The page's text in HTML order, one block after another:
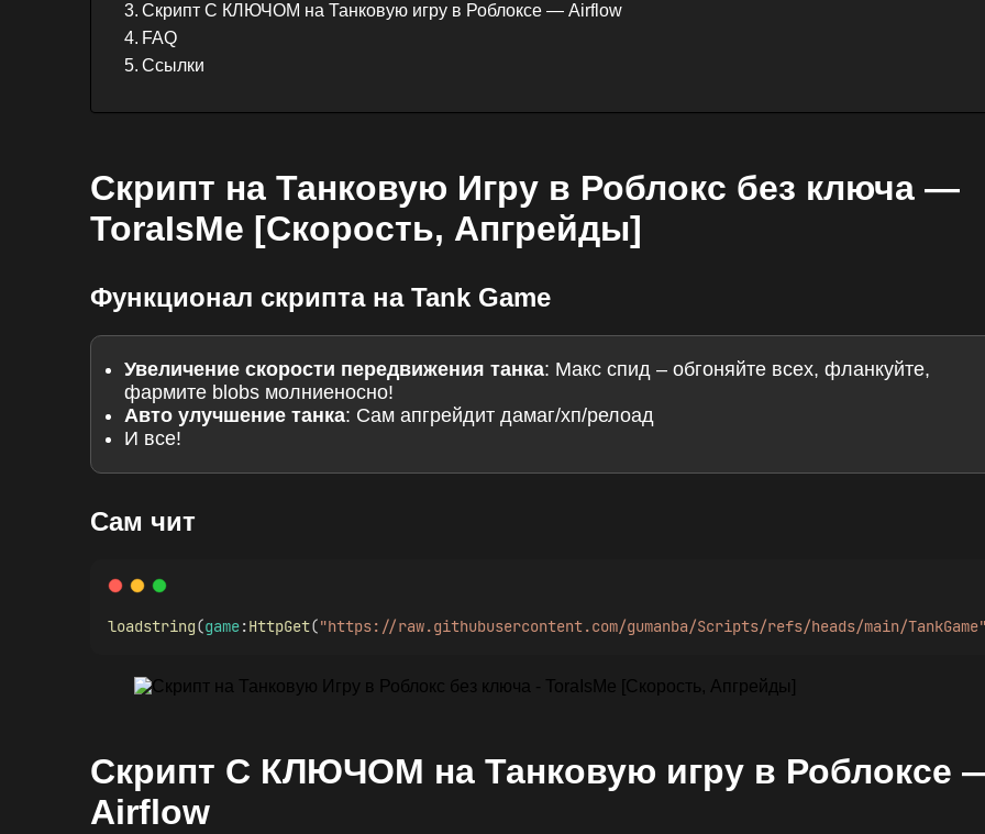
Скрипт С КЛЮЧОМ на Танковую игру в Роблоксе — Airflow
FAQ
Ссылки
Скрипт на Танковую Игру в Роблокс без ключа —
ToraIsMe [Скорость, Апгрейды]
Функционал скрипта на Tank Game
Увеличение скорости передвижения танка: Макс спид – обгоняйте всех, фланкуйте,
фармите blobs молниеносно!
Авто улучшение танка: Сам апгрейдит дамаг/хп/релоад
И все!
Сам чит
loadstring(game:HttpGet("https://raw.githubusercontent.com/gumanba/Scripts/refs/heads/main/TankGame"
Скрипт С КЛЮЧОМ на Танковую игру в Роблоксе
Airflow